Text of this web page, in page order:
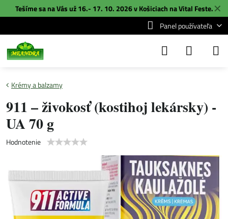
✕
Tešíme sa na Vás už 16.- 17. 10. 2026 v Košiciach naVital Feste.
Panel používateľa
Krémy a balzamy
911 – živokosť (kostihoj lekársky) -
UA 70 g
Hodnotenie